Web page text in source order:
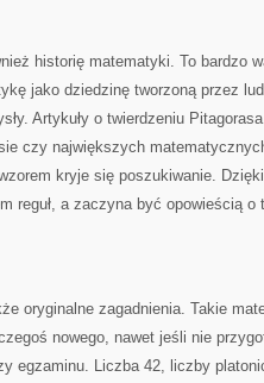
historię matematyki. To bardzo
jako dziedzinę tworzoną przez
Artykuły o twierdzeniu
czy największych
kryje się poszukiwanie.
reguł, a zaczyna być opowieścią o
oryginalne zagadnienia. Takie
nowego, nawet jeśli nie
egzaminu. Liczba 42, liczby